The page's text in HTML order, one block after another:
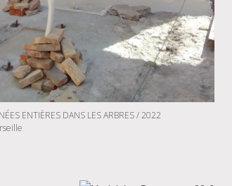
ENTIÈRES DANS LES ARBRES / 2022